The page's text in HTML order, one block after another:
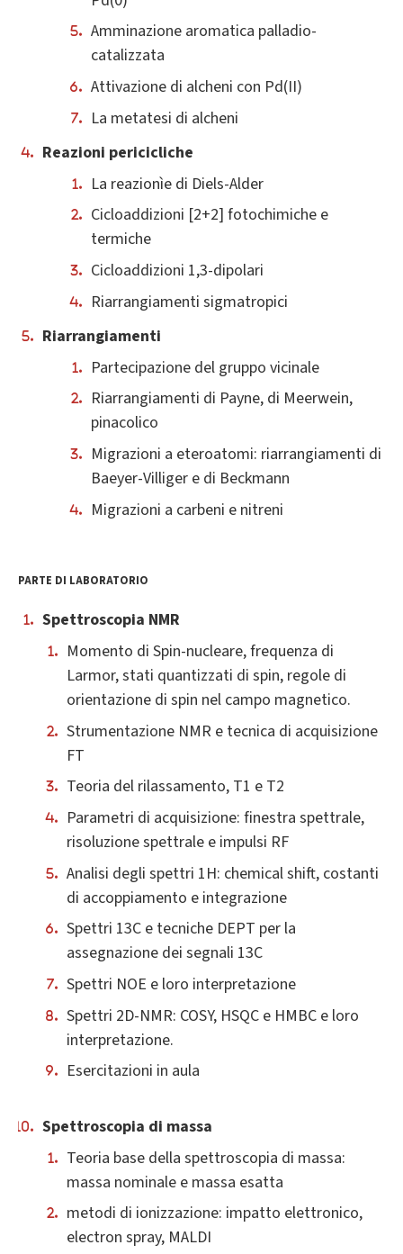
Amminazione aromatica palladio-
catalizzata
Attivazione di alcheni con Pd(II)
La metatesi di alcheni
Reazioni pericicliche
La reazionìe di Diels-Alder
Cicloaddizioni [2+2] fotochimiche e
termiche
Cicloaddizioni 1,3-dipolari
Riarrangiamenti sigmatropici
Riarrangiamenti
Partecipazione del gruppo vicinale
Riarrangiamenti di Payne, di Meerwein,
pinacolico
Migrazioni a eteroatomi: riarrangiamenti di
Baeyer-Villiger e di Beckmann
Migrazioni a carbeni e nitreni
PARTE DI LABORATORIO
Spettroscopia NMR
Momento di Spin-nucleare, frequenza di
Larmor, stati quantizzati di spin, regole di
orientazione di spin nel campo magnetico.
Strumentazione NMR e tecnica di acquisizione
FT
Teoria del rilassamento, T1 e T2
Parametri di acquisizione: finestra spettrale,
risoluzione spettrale e impulsi RF
Analisi degli spettri 1H: chemical shift, costanti
di accoppiamento e integrazione
Spettri 13C e tecniche DEPT per la
assegnazione dei segnali 13C
Spettri NOE e loro interpretazione
Spettri 2D-NMR: COSY, HSQC e HMBC e loro
interpretazione.
Esercitazioni in aula
Spettroscopia di massa
Teoria base della spettroscopia di massa:
massa nominale e massa esatta
metodi di ionizzazione: impatto elettronico,
electron spray, MALDI